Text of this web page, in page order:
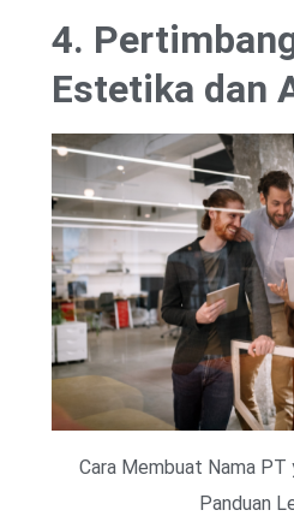
4.
Estetika dan
Cara Membuat Nama PT
Panduan